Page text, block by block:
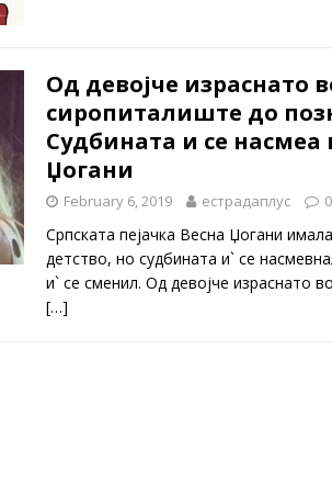
Од девојче израснато
сиропиталиште до
Судбината и се насмеа
Џогани
February 6, 2019 естрадаплус 0
Српската пејачка Весна Џогани
детство, но судбината и` се
и` се сменил. Од девојче израснато
[…]